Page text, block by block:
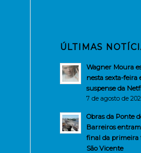
ÚLTIMAS
Wagner Moura
nesta sexta-feira
suspense da
7 de agosto de
Obras da Ponte
Barreiros
final da primeira
São Vicente